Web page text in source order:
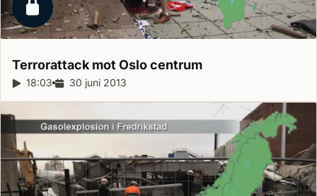
Låst reportage
Terrorattack mot Oslocentrum
Reportagelängd:
18:03 Releasedatum:
30 juni 2013